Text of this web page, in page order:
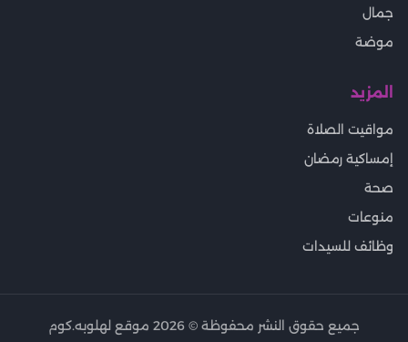
جمال
موضة
المزيد
مواقيت الصلاة
إمساكية رمضان
صحة
منوعات
وظائف للسيدات
جميع حقوق النشر محفوظة © 2026 موقع لهلوبه.كوم